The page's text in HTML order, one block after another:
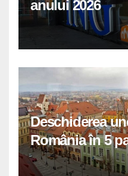
anului 2026
Deschiderea
România în 5